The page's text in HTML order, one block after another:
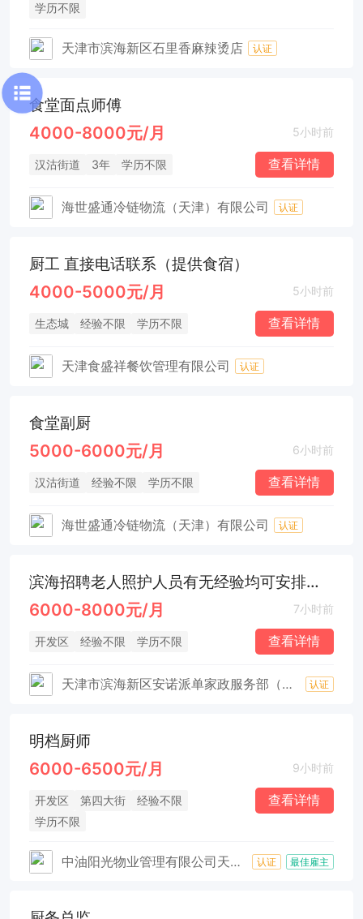
学历不限
天津市滨海新区石里香麻辣烫店 认证
食堂面点师傅
4000-8000元/月 5小时前
汉沽街道 3年 学历不限 查看详情
海世盛通冷链物流（天津）有限公司 认证
厨工 直接电话联系（提供食宿）
4000-5000元/月 5小时前
生态城 经验不限 学历不限 查看详情
天津食盛祥餐饮管理有限公司 认证
食堂副厨
5000-6000元/月 6小时前
汉沽街道 经验不限 学历不限 查看详情
海世盛通冷链物流（天津）有限公司 认证
滨海招聘老人照护人员有无经验均可安排上户
6000-8000元/月 7小时前
开发区 经验不限 学历不限 查看详情
天津市滨海新区安诺派单家政服务部（个体工商户） 认证
明档厨师
6000-6500元/月 9小时前
开发区 第四大街
经验不限
学历不限
查看详情
中油阳光物业管理有限公司天津分公司（国企） 认证 最佳雇主